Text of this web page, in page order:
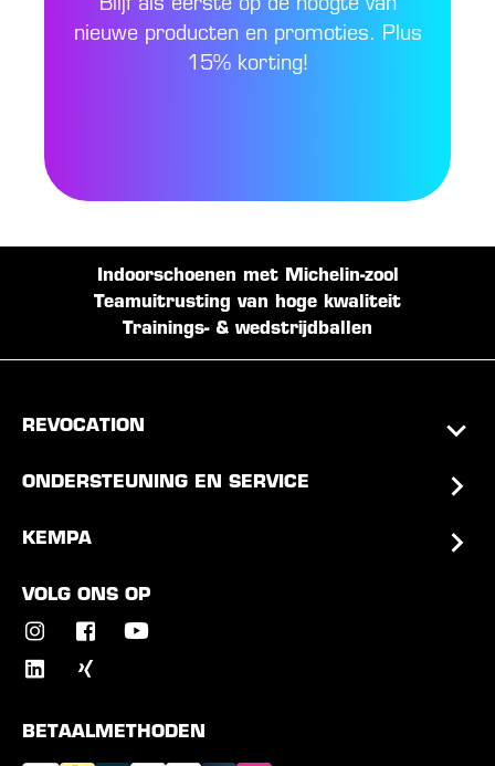
Blijf als eerste op de hoogte van
nieuwe producten en promoties. Plus
15% korting!
Indoorschoenen met Michelin-zool
Teamuitrusting van hoge kwaliteit
Trainings- & wedstrijdballen
REVOCATION
ONDERSTEUNING EN SERVICE
KEMPA
VOLG ONS OP
BETAALMETHODEN